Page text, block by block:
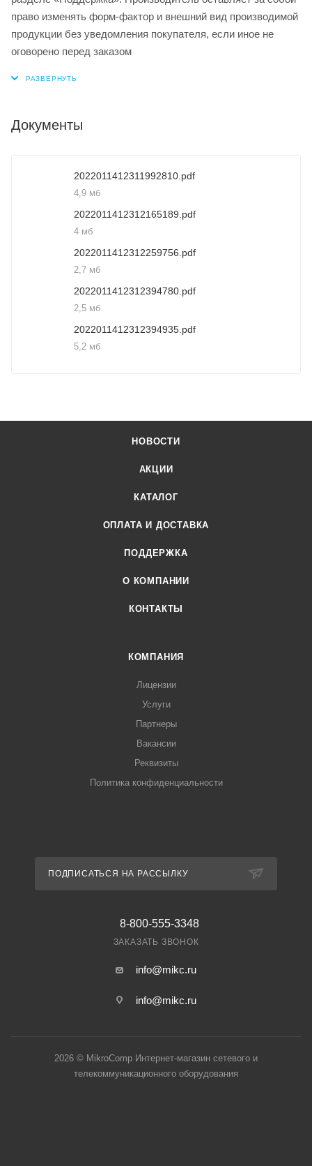
право изменять форм-фактор и внешний вид производимой
продукции без уведомления покупателя, если иное не
оговорено перед заказом
Документы
2022011412311992810.pdf
4,9 мб
2022011412312165189.pdf
4 мб
2022011412312259756.pdf
2,7 мб
2022011412312394780.pdf
2,5 мб
2022011412312394935.pdf
5,2 мб
НОВОСТИ
АКЦИИ
КАТАЛОГ
ОПЛАТА И ДОСТАВКА
ПОДДЕРЖКА
О КОМПАНИИ
КОНТАКТЫ
КОМПАНИЯ
Лицензии
Услуги
Партнеры
Вакансии
Реквизиты
Политика конфиденциальности
ПОДПИСАТЬСЯ НА РАССЫЛКУ
8-800-555-3348
ЗАКАЗАТЬ ЗВОНОК
info@mikc.ru
info@mikc.ru
2026 © MikroComp Интернет-магазин сетевого и
телекоммуникационного оборудования